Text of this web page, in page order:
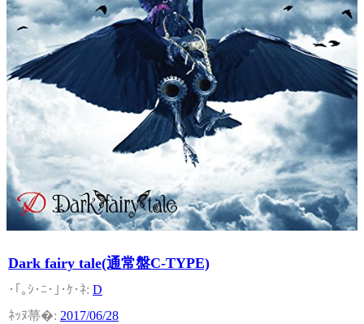
Dark fairy tale(通常盤C-TYPE)
D
2017/06/28